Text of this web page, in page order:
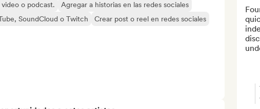
o podcast.
Agregar a historias en las redes sociales
SoundCloud o Twitch
Crear post o reel en redes sociales